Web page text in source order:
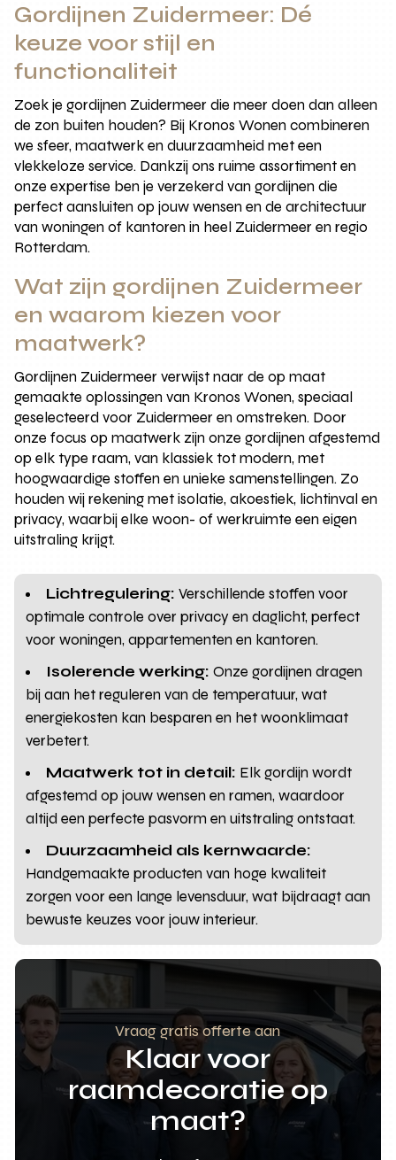
Gordijnen Zuidermeer: Dé
keuze voor stijl en
functionaliteit
Zoek je gordijnen Zuidermeer die meer doen dan alleen
de zon buiten houden? Bij Kronos Wonen combineren
we sfeer, maatwerk en duurzaamheid met een
vlekkeloze service. Dankzij ons ruime assortiment en
onze expertise ben je verzekerd van gordijnen die
perfect aansluiten op jouw wensen en de architectuur
van woningen of kantoren in heel Zuidermeer en regio
Rotterdam.
Wat zijn gordijnen Zuidermeer
en waarom kiezen voor
maatwerk?
Gordijnen Zuidermeer verwijst naar de op maat
gemaakte oplossingen van Kronos Wonen, speciaal
geselecteerd voor Zuidermeer en omstreken. Door
onze focus op maatwerk zijn onze gordijnen afgestemd
op elk type raam, van klassiek tot modern, met
hoogwaardige stoffen en unieke samenstellingen. Zo
houden wij rekening met isolatie, akoestiek, lichtinval en
privacy, waarbij elke woon- of werkruimte een eigen
uitstraling krijgt.
Lichtregulering: Verschillende stoffen voor
optimale controle over privacy en daglicht, perfect
voor woningen, appartementen en kantoren.
Isolerende werking: Onze gordijnen dragen
bij aan het reguleren van de temperatuur, wat
energiekosten kan besparen en het woonklimaat
verbetert.
Maatwerk tot in detail: Elk gordijn wordt
afgestemd op jouw wensen en ramen, waardoor
altijd een perfecte pasvorm en uitstraling ontstaat.
Duurzaamheid als kernwaarde:
Handgemaakte producten van hoge kwaliteit
zorgen voor een lange levensduur, wat bijdraagt aan
bewuste keuzes voor jouw interieur.
Vraag gratis offerte aan
Klaar voor
raamdecoratie op
maat?